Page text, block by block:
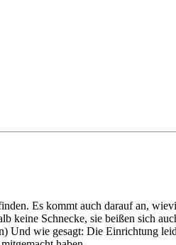
Es kommt auch darauf an,
keine Schnecke, sie beißen sich
Und wie gesagt: Die Einrichtung